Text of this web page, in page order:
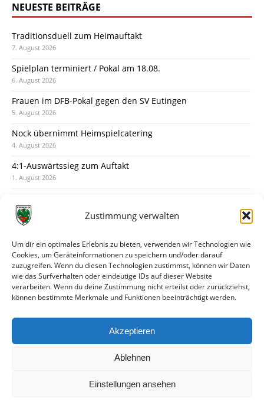
Zustimmung verwalten
Um dir ein optimales Erlebnis zu bieten, verwenden wir Technologien wie
Cookies, um Geräteinformationen zu speichern und/oder darauf
zuzugreifen. Wenn du diesen Technologien zustimmst, können wir Daten
wie das Surfverhalten oder eindeutige IDs auf dieser Website
verarbeiten. Wenn du deine Zustimmung nicht erteilst oder zurückziehst,
können bestimmte Merkmale und Funktionen beeinträchtigt werden.
Akzeptieren
Ablehnen
Einstellungen ansehen
NEUESTE BEITRÄGE
Traditionsduell zum Heimauftakt
7. August 2026
Spielplan terminiert / Pokal am 18.08.
6. August 2026
Frauen im DFB-Pokal gegen den SV Eutingen
5. August 2026
Nock übernimmt Heimspielcatering
4. August 2026
4:1-Auswärtssieg zum Auftakt
1. August 2026
31. Juli 2026
30. Juli 2026
Deine Spielminute: 89+1
28. Juli 2026
Neuer Rückensponsor
Neue Podcast-Folge: So tickt Björn!
27. Juli 2026